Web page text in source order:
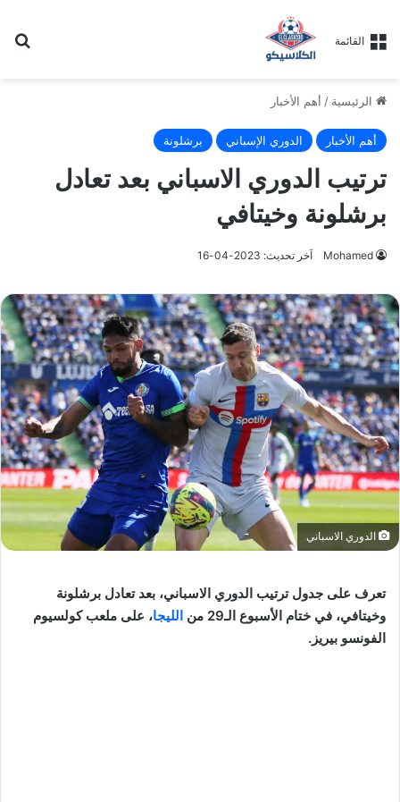
القائمة
الرئيسية / أهم الأخبار
أهم الأخبار الدوري الإسباني برشلونة
ترتيب الدوري الاسباني بعد تعادل
برشلونة وخيتافي
Mohamed آخر تحديث: 2023-04-16
الدوري الاسباني
تعرف على جدول ترتيب الدوري الاسباني، بعد تعادل برشلونة
وخيتافي، في ختام الأسبوع الـ29 من
الليجا، على ملعب كولسيوم
الفونسو بيريز.